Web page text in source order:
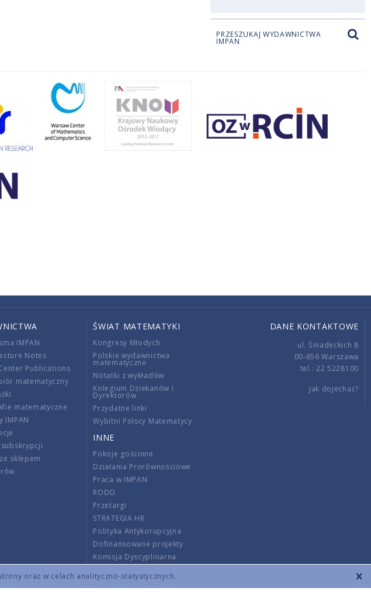
oraz w celach analityczno-statystycznych.
PRZESZUKAJ WYDAWNICTWA
IMPAN
IMPAN
Notes
Publications
matematyczny
matematyczne
IMPAN
sklepem
ŚWIAT MATEMATYKI
Kongresy Młodych
Polskie wydawnictwa
matematyczne
Notatki z wykładów
Kolegium Dziekanów i
Dyrektorów
Przydatne linki
Wybitni Polscy Matematycy
INNE
Pokoje gościnne
Działania Prorównościowe
Praca w IMPAN
RODO
Przetargi
STRATEGIA HR
Polityka Antykorupcyjna
Dofinansowane projekty
Komisja Dyscyplinarna
Wnoszenie opłat
DANE KONTAKTOWE
ul. Śniadeckich 8
00-656 Warszawa
tel.: 22 5228100
Jak dojechać?